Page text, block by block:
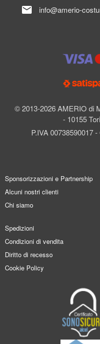
© 2013-2026 AMERIO di
- 10155
P.IVA 00738590017
mail info@amerio-
Sponsorizzazioni e Partnership
Alcuni nostri clienti
Chi siamo
Spedizioni
Condizioni di vendita
Diritto di recesso
Cookie Policy